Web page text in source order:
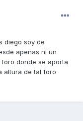
diego soy de
apenas ni un
donde se aporta
altura de tal foro